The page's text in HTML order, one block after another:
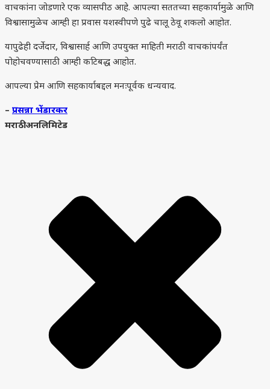
वाचकांना जोडणारे एक व्यासपीठ आहे. आपल्या सततच्या सहकार्यामुळे आणि
विश्वासामुळेच आम्ही हा प्रवास यशस्वीपणे पुढे चालू ठेवू शकलो आहोत.
यापुढेही दर्जेदार, विश्वासार्ह आणि उपयुक्त माहिती मराठी वाचकांपर्यंत
पोहोचवण्यासाठी आम्ही कटिबद्ध आहोत.
आपल्या प्रेम आणि सहकार्याबद्दल मनःपूर्वक धन्यवाद.
– प्रसन्ना भेंडारकर
मराठी अनलिमिटेड